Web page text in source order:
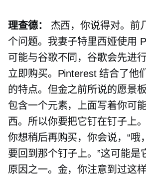
理查德：
杰西，你说得对。前
个问题。我妻子特里西娅使用
可能与谷歌不同，谷歌会先进
立即购买。Pinterest 结合了他
的特点。但金之前所说的愿景
包含一个元素，上面写着你可
西。所以你要把它钉在钉子上
你想稍后再购买，你会说，“哦
要回到那个钉子上。”这可能是
原因之一。金，你注意到过这